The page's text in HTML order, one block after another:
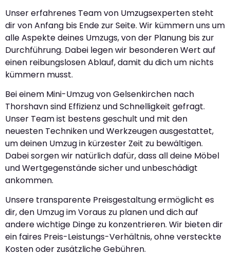
Unser erfahrenes Team von Umzugsexperten steht
dir von Anfang bis Ende zur Seite. Wir kümmern uns um
alle Aspekte deines Umzugs, von der Planung bis zur
Durchführung. Dabei legen wir besonderen Wert auf
einen reibungslosen Ablauf, damit du dich um nichts
kümmern musst.
Bei einem Mini-Umzug von Gelsenkirchen nach
Thorshavn sind Effizienz und Schnelligkeit gefragt.
Unser Team ist bestens geschult und mit den
neuesten Techniken und Werkzeugen ausgestattet,
um deinen Umzug in kürzester Zeit zu bewältigen.
Dabei sorgen wir natürlich dafür, dass all deine Möbel
und Wertgegenstände sicher und unbeschädigt
ankommen.
Unsere transparente Preisgestaltung ermöglicht es
dir, den Umzug im Voraus zu planen und dich auf
andere wichtige Dinge zu konzentrieren. Wir bieten dir
ein faires Preis-Leistungs-Verhältnis, ohne versteckte
Kosten oder zusätzliche Gebühren.